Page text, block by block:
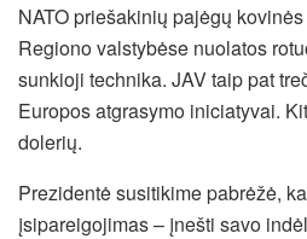
NATO priešakinių pajėgų
Regiono valstybėse nuolatos
sunkioji technika. JAV taip pat
Europos atgrasymo iniciatyvai.
dolerių.
Prezidentė susitikime pabrėžė,
įsipareigojimas – įnešti savo